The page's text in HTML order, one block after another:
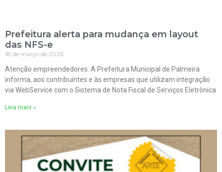
Prefeitura alerta para mudança em layout
das NFS-e
18 de março de 2026
Atenção empreendedores. A Prefeitura Municipal de Palmeira
informa, aos contribuintes e às empresas que utilizam integração
via WebService com o Sistema de Nota Fiscal de Serviços Eletrônica
Leia mais »